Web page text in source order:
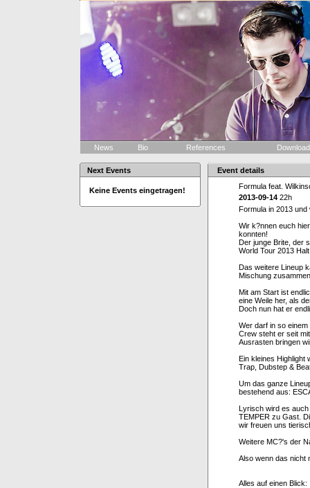
News Bio References
Next Events
Keine Events eingetragen!
Event details
Formula feat.
2013-09-14 22h
Formula in 2013 und
Wir k?nnen euch
konnten!
Der junge Brite, der
World Tour 2013
Das weitere Lineup
Mischung
Mit am Start ist
eine Weile her, als
Doch nun hat er
Wer darf in so
Crew steht er seit
Ausrasten bringen
Ein kleines Highlight
Trap, Dubstep &
Um das ganze
bestehend aus:
Lyrisch wird es auch
TEMPER zu Gast.
wir freuen uns
Weitere MC?'s der
Also wenn das nicht
Alles auf einen Blick: